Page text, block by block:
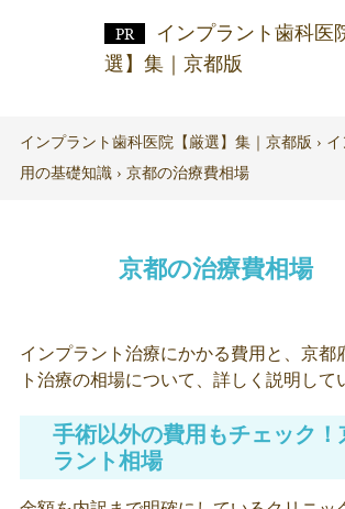
インプラント歯科医
選】集｜京都版
インプラント歯科医院【厳選】集｜京都版 ›
用の基礎知識 › 京都の治療費相場
京都の治療費相場
インプラント治療にかかる費用と、京都
ト治療の相場について、詳しく説明して
手術以外の費用もチェック
ラント相場